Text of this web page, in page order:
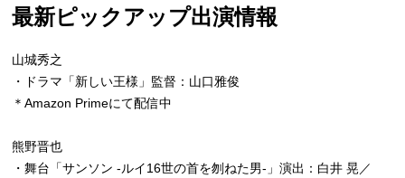
最新ピックアップ出演情報
山城秀之
・ドラマ「新しい王様」監督：山口雅俊
＊Amazon Primeにて配信中
熊野晋也
・舞台「サンソン -ルイ16世の首を刎ねた男-」演出：白井 晃／